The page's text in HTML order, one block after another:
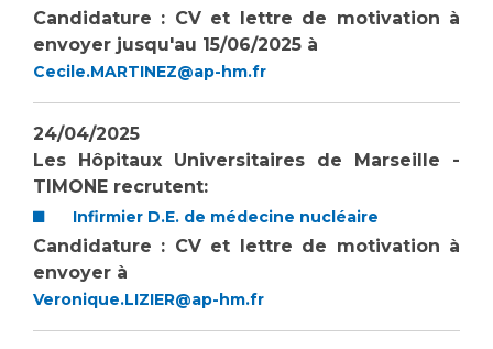
Candidature : CV et lettre de motivation à
envoyer jusqu'au 15/06/2025 à
Cecile.MARTINEZ@ap-hm.fr
24/04/2025
Les Hôpitaux Universitaires de Marseille -
TIMONE recrutent:
Infirmier D.E. de médecine nucléaire
Candidature : CV et lettre de motivation à
envoyer à
Veronique.LIZIER@ap-hm.fr